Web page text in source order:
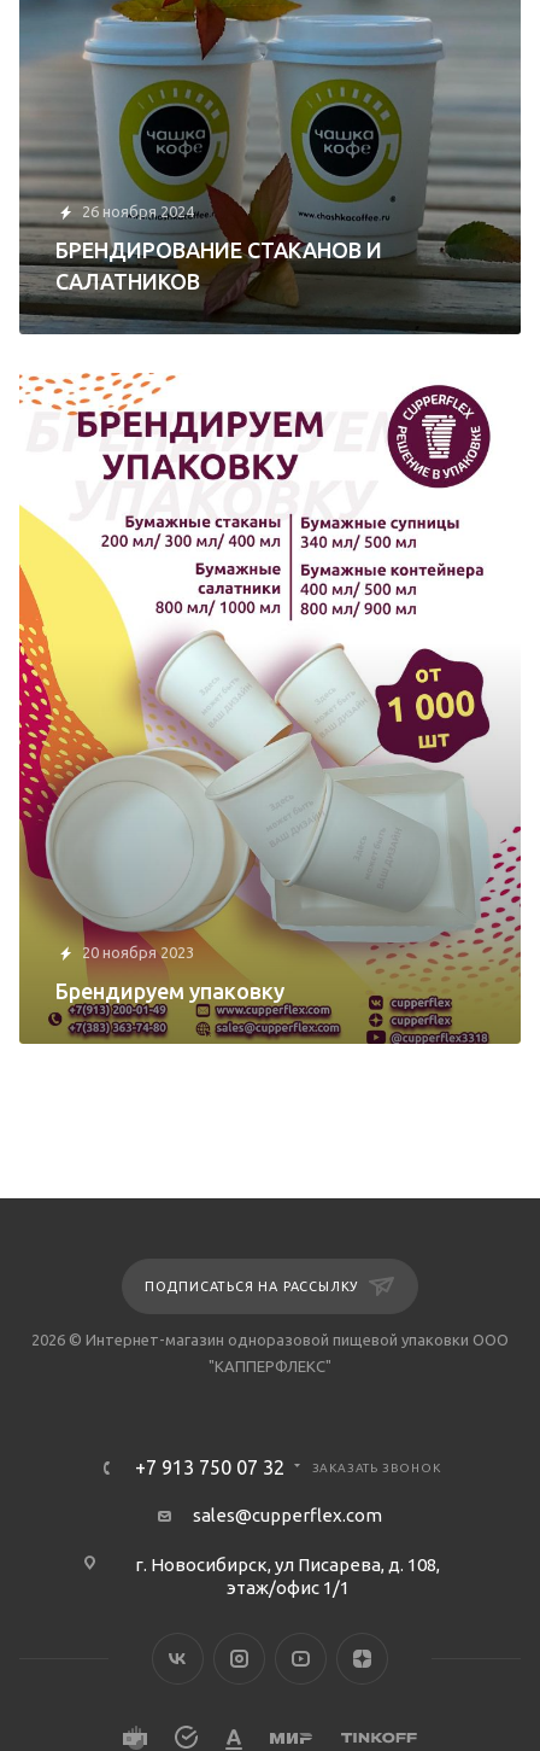
26 ноября 2024
БРЕНДИРОВАНИЕ СТАКАНОВ И
САЛАТНИКОВ
20 ноября 2023
Брендируем упаковку
ПОДПИСАТЬСЯ НА РАССЫЛКУ
2026 © Интернет-магазин одноразовой пищевой упаковки ООО
"КАППЕРФЛЕКС"
+7 913 750 07 32 ЗАКАЗАТЬ ЗВОНОК
sales@cupperflex.com
г. Новосибирск, ул Писарева, д. 108,
этаж/офис 1/1